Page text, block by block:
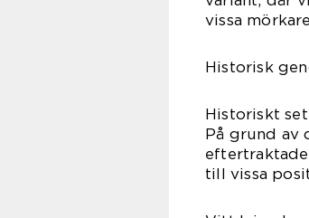
vissa
Historisk
Historiskt
På grund av
till vissa